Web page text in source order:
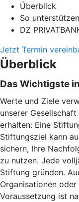
Überblick
So
DZ
Jetzt Termin
Überblick
Das Wichtigste
Werte und Ziele
unserer
erhalten: Eine
Stiftungsziel kann
sichern, Ihre
zu nutzen. Jede
Stiftung gründen.
Organisationen
Voraussetzung ist